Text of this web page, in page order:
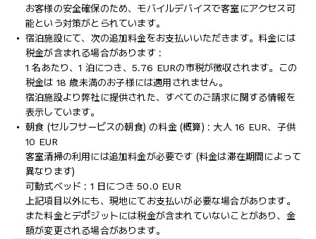
お客様の安全確保のため、モバイルデバイスで客室にアクセス可
能という対策がとられています。
宿泊施設にて、次の追加料金をお支払いいただきます。料金には
税金が含まれる場合があります :
1 名あたり、1 泊につき、5.76 EURの市税が徴収されます。この
税金は 18 歳未満のお子様には適用されません。
宿泊施設より弊社に提供された、すべてのご請求に関する情報を
表示しています。
朝食 (セルフサービスの朝食) の料金 (概算) : 大人 16 EUR、子供
10 EUR
客室清掃の利用には追加料金が必要です (料金は滞在期間によって
異なります)
可動式ベッド : 1 日につき 50.0 EUR
上記項目以外にも、現地にてお支払いが必要な場合があります。
また料金とデポジットには税金が含まれていないことがあり、金
額が変更される場合があります。